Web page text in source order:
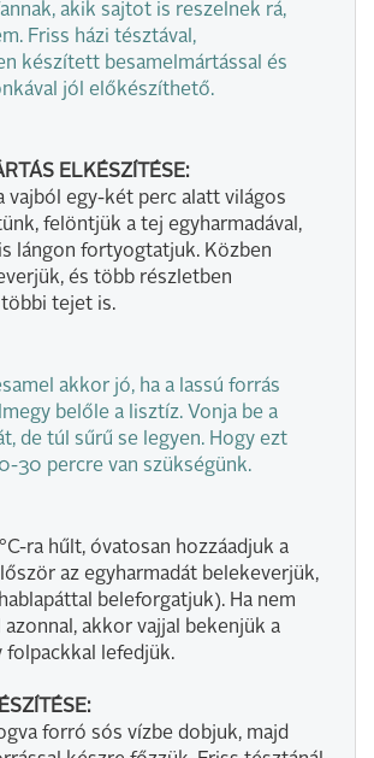
akik sajtot is reszelnek rá,
Friss házi tésztával,
készített besamelmártással és
jól előkészíthető.
ELKÉSZÍTÉSE:
vajból egy-két perc alatt világos
felöntjük a tej egyharmadával,
lángon fortyogtatjuk. Közben
és több részletben
többi tejet is.
akkor jó, ha a lassú forrás
belőle a lisztíz. Vonja be a
de túl sűrű se legyen. Hogy ezt
30 percre van szükségünk.
ra hűlt, óvatosan hozzáadjuk a
az egyharmadát belekeverjük,
beleforgatjuk). Ha nem
azonnal, akkor vajjal bekenjük a
folpackkal lefedjük.
forró sós vízbe dobjuk, majd